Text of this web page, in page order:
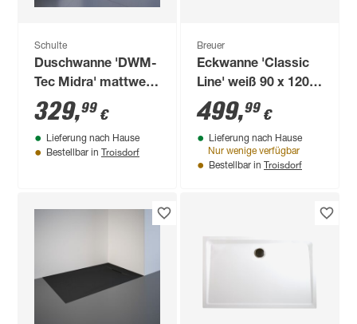
Schulte
Duschwanne 'DWM-
Tec Midra' mattweiß
mit Steinstruktur 80
x 120 cm
329,99 €
Lieferung nach Hause
Bestellbar in Troisdorf
Breuer
Eckwanne 'Classic
Line' weiß 90 x 120
cm
499,99 €
Lieferung nach Hause
Nur wenige verfügbar
Bestellbar in Troisdorf